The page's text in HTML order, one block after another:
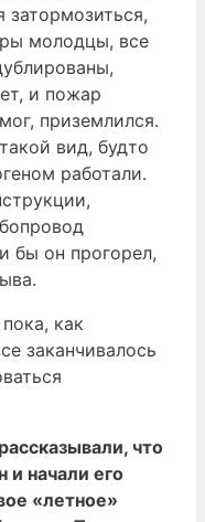
затормозиться,
молодцы, все
и пожар
приземлился.
вид, будто
работали.
бы он прогорел,
как
заканчивалось
что
и начали его
«летное»